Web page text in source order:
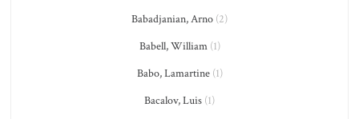
Babadjanian, Arno (2)
Babell, William(1)
Babo, Lamartine(1)
Bacalov, Luis (1)